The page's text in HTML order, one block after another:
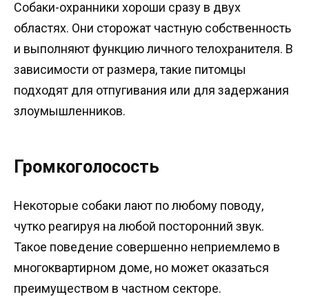
Собаки-охранники хороши сразу в двух
областях. Они сторожат частную собственность
и выполняют функцию личного телохранителя. В
зависимости от размера, такие питомцы
подходят для отпугивания или для задержания
злоумышленников.
Громкоголосость
Некоторые собаки лают по любому поводу,
чутко реагируя на любой посторонний звук.
Такое поведение совершенно неприемлемо в
многоквартирном доме, но может оказаться
преимуществом в частном секторе.